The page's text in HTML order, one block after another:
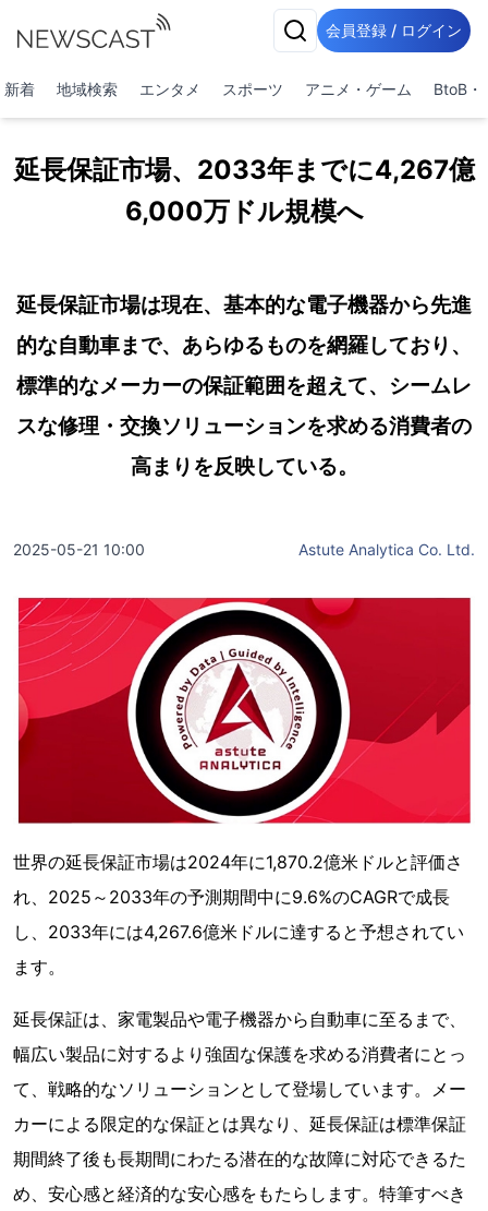
会員登録 / ログイン
新着 地域検索 エンタメ スポーツ アニメ・ゲーム BtoB・
延長保証市場、2033年までに4,267億
6,000万ドル規模へ
延長保証市場は現在、基本的な電子機器から先進
的な自動車まで、あらゆるものを網羅しており、
標準的なメーカーの保証範囲を超えて、シームレ
スな修理・交換ソリューションを求める消費者の
高まりを反映している。
2025-05-21 10:00 Astute Analytica Co. Ltd.
世界の延長保証市場は2024年に1,870.2億米ドルと評価さ
れ、2025～2033年の予測期間中に9.6%のCAGRで成長
し、2033年には4,267.6億米ドルに達すると予想されてい
ます。
延長保証は、家電製品や電子機器から自動車に至るまで、
幅広い製品に対するより強固な保護を求める消費者にとっ
て、戦略的なソリューションとして登場しています。メー
カーによる限定的な保証とは異なり、延長保証は標準保証
期間終了後も長期間にわたる潜在的な故障に対応できるた
め、安心感と経済的な安心感をもたらします。特筆すべき